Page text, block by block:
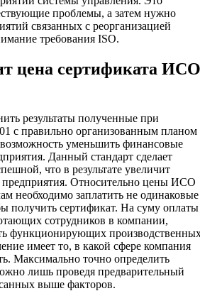
проблемы, а затем нужно
связанных с реорганизацией
требования ISO.
цена сертификата ИСО
результаты полученные при
с правильно организованным планом
возможность уменьшить финансовые
Данный стандарт сделает
что в результате увеличит
Относительно цены ИСО
необходимо заплатить не одинаковые
получить сертификат. На суму оплаты
сотрудников в компании,
функционирующих
имеет то, в какой сфере компания
Максимально точно определить
лишь проведя предварительный
выше факторов.